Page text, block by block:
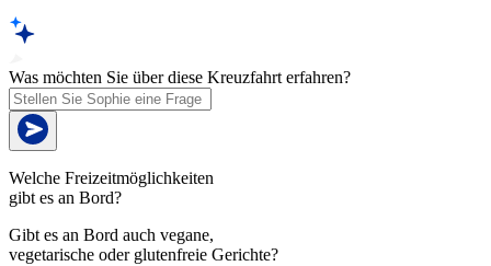
Was möchten Sie über diese Kreuzfahrt erfahren?
Welche Freizeitmöglichkeiten
gibt es an Bord?
Gibt es an Bord auch vegane,
vegetarische oder glutenfreie Gerichte?